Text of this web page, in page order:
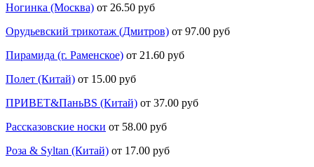
Ногинка (Москва) от 26.50 руб
Орудьевский трикотаж (Дмитров) от 97.00 руб
Пирамида (г. Раменское) от 21.60 руб
Полет (Китай) от 15.00 руб
ПРИВЕТ&ПаньBS (Китай) от 37.00 руб
Рассказовские носки от 58.00 руб
Роза & Syltan (Китай) от 17.00 руб